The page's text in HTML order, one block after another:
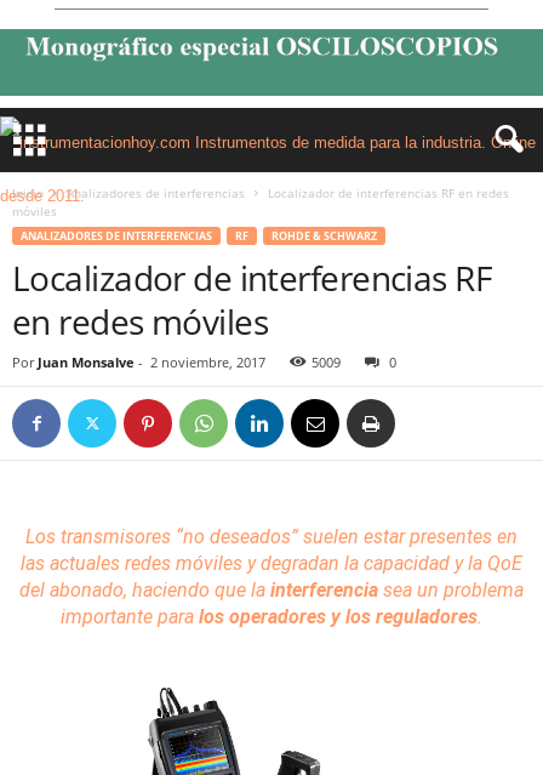
Inicio Analizadores de interferencias
Localizador de interferencias RF en redes
móviles
ANALIZADORES DE INTERFERENCIAS RF ROHDE & SCHWARZ
Localizador de interferencias RF
en redes móviles
Por Juan Monsalve - 2 noviembre, 2017 5009 0
Los transmisores “no deseados” suelen estar presentes en
las actuales redes móviles y degradan la capacidad y la QoE
del abonado, haciendo que la interferencia sea un problema
importante para los operadores y los reguladores.